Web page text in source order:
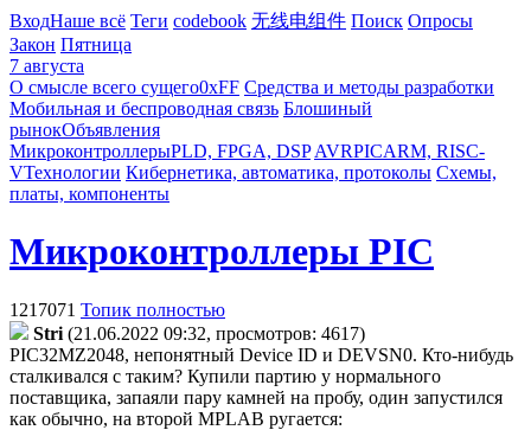
ВходНаше всё Теги codebook 无线电组件 Поиск Опросы
Закон Пятница
7 августа
О смысле всего сущего0xFF Средства и методы разработки
Мобильная и беспроводная связь Блошиный
рынокОбъявления
МикроконтроллерыPLD, FPGA, DSP AVRPICARM, RISC-
VТехнологии Кибернетика, автоматика, протоколы Схемы,
платы, компоненты
Микроконтроллеры PIC
1217071 Топик полностью
Stri (21.06.2022 09:32, просмотров: 4617)
PIC32MZ2048, непонятный Device ID и DEVSN0. Кто-нибудь
сталкивался с таким? Купили партию у нормального
поставщика, запаяли пару камней на пробу, один запустился
как обычно, на второй MPLAB ругается: